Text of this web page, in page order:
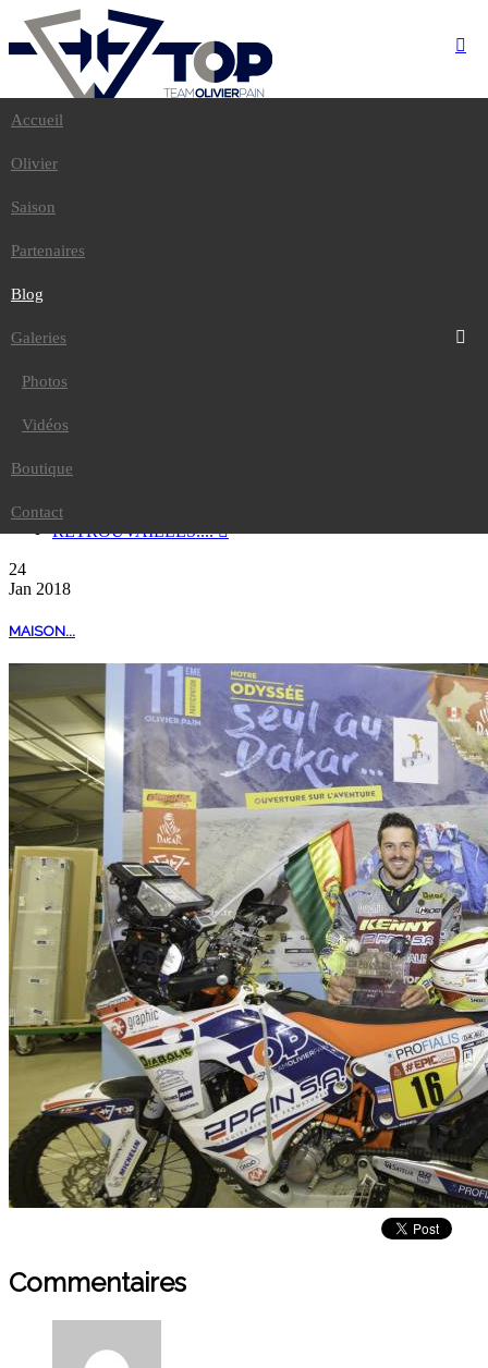
Olivier
Partenaires
Galeries
Accueil
MAISON...
RETROUVAILLES....
24
Jan 2018
MAISON...
Commentaires
Accueil
Olivier
Saison
Partenaires
Blog
Galeries
Photos
Vidéos
Boutique
Contact